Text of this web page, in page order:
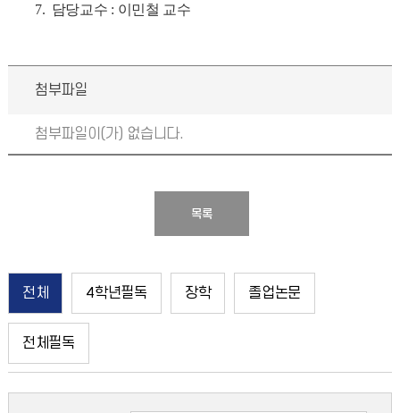
7. 담당교수 : 이민철 교수
첨부파일
첨부파일이(가) 없습니다.
목록
전체 4학년필독 장학 졸업논문
전체필독